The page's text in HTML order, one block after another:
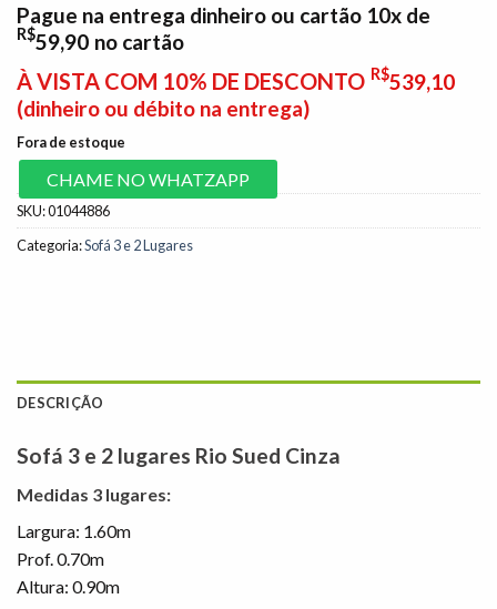
Pague na entrega dinheiro ou cartão 10x de
R$59,90 no cartão
À VISTA COM 10% DE DESCONTO R$539,10
(dinheiro ou débito na entrega)
Fora de estoque
CHAME NO WHATZAPP
SKU:01044886
Categoria:Sofá 3 e 2 Lugares
DESCRIÇÃO
Sofá 3 e 2 lugares Rio Sued Cinza
Medidas 3 lugares:
Largura: 1.60m
Prof. 0.70m
Altura: 0.90m